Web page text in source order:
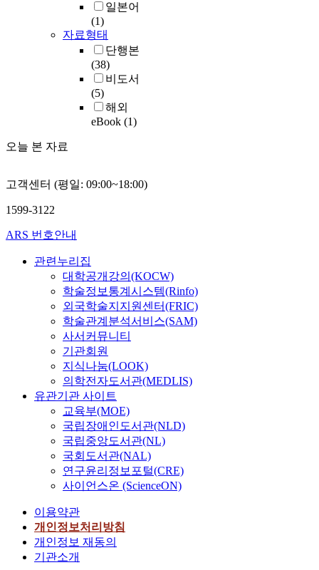
일본어
(1)
자료형태
단행본
(38)
비도서
(5)
해외
eBook (1)
오늘 본 자료
고객센터 (평일: 09:00~18:00)
1599-3122
ARS 번호안내
관련누리집
대학공개강의(KOCW)
학술정보통계시스템(Rinfo)
외국학술지지원센터(FRIC)
학술관계분석서비스(SAM)
사서커뮤니티
기관회원
지식나눔(LOOK)
의학전자도서관(MEDLIS)
유관기관 사이트
교육부(MOE)
국립장애인도서관(NLD)
국립중앙도서관(NL)
국회도서관(NAL)
연구윤리정보포털(CRE)
사이언스온 (ScienceON)
이용약관
개인정보처리방침
개인정보 재동의
기관소개